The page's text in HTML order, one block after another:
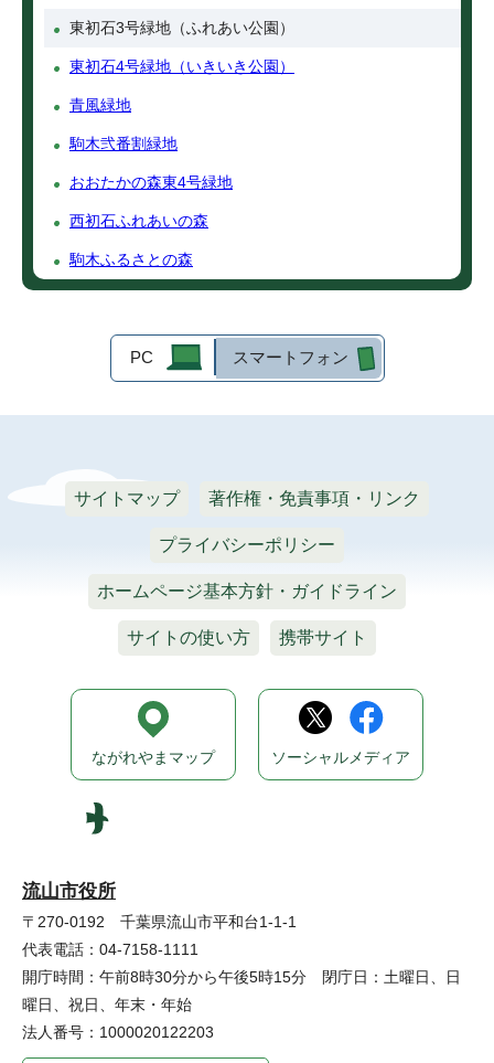
東初石3号緑地（ふれあい公園）
東初石4号緑地（いきいき公園）
青風緑地
駒木弐番割緑地
おおたかの森東4号緑地
西初石ふれあいの森
駒木ふるさとの森
PC スマートフォン
サイトマップ 著作権・免責事項・リンク
プライバシーポリシー
ホームページ基本方針・ガイドライン
サイトの使い方 携帯サイト
流山市役所
〒270-0192 千葉県流山市平和台1-1-1
代表電話：04-7158-1111
開庁時間：午前8時30分から午後5時15分 閉庁日：土曜日、日
曜日、祝日、年末・年始
法人番号：1000020122203
ながれやまマップ ソーシャルメディア